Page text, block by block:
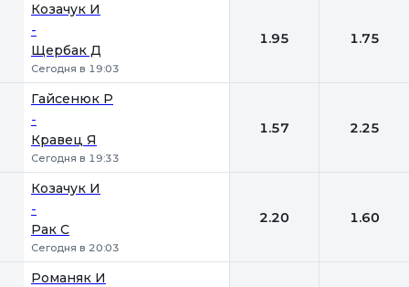
Козачук И
-
Щербак Д
Сегодня в 19:03
1.95 1.75
Гайсенюк Р
-
Кравец Я
Сегодня в 19:33
1.57 2.25
Козачук И
-
Рак С
Сегодня в 20:03
2.20 1.60
Романяк И